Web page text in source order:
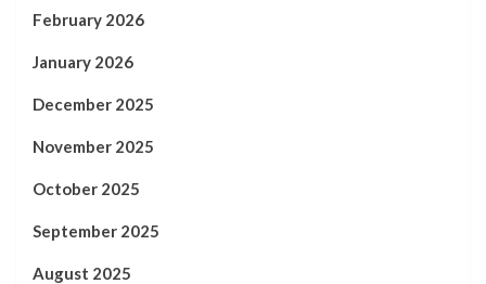
February 2026
January 2026
December 2025
November 2025
October 2025
September 2025
August 2025